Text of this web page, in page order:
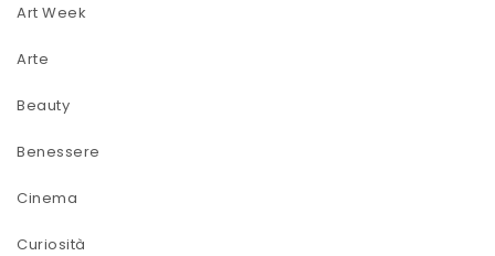
Art Week
Arte
Beauty
Benessere
Cinema
Curiosità